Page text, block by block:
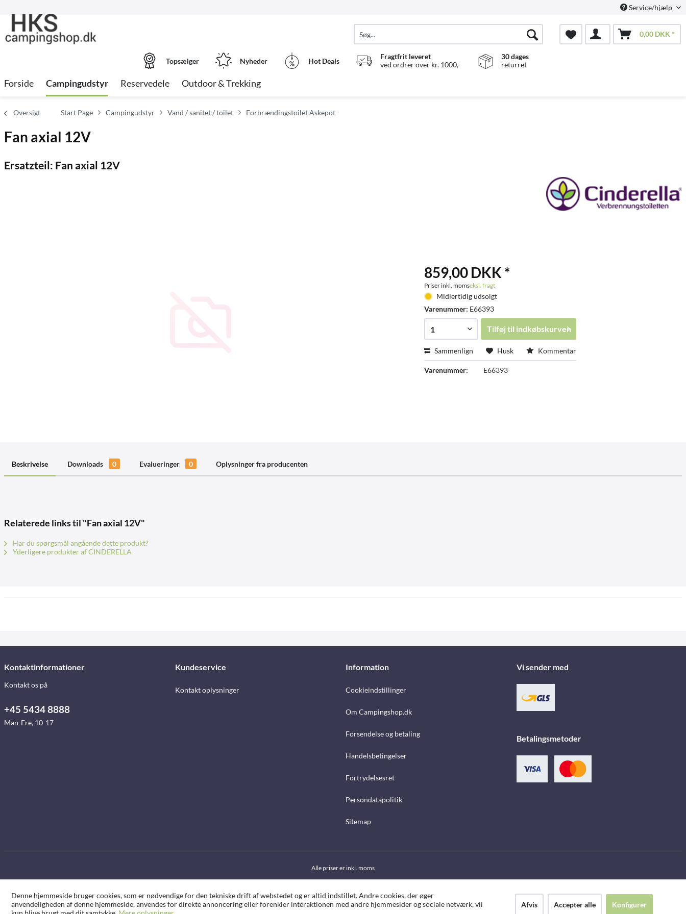
Service/hjælp
0,00 DKK *
Topsælger Nyheder Hot Deals
Fragtfrit leveret
ved ordrer over kr. 1000,-
30 dages
returret
Forside Campingudstyr Reservedele Outdoor & Trekking
Oversigt Start Page Campingudstyr Vand / sanitet / toilet Forbrændingstoilet Askepot
Fan axial 12V
Ersatzteil: Fan axial 12V
859,00 DKK *
Priser inkl. momseksl. fragt
Midlertidig udsolgt
Varenummer: E66393
Tilføj til indkøbskurven
Sammenlign Husk Kommentar
Varenummer: E66393
Beskrivelse Downloads 0 Evalueringer 0 Oplysninger fra producenten
Relaterede links til "Fan axial 12V"
Har du spørgsmål angående dette produkt?
Yderligere produkter af CINDERELLA
Kontaktinformationer
Kontakt os på
+45 5434 8888
Man-Fre, 10-17
Kundeservice
Kontakt oplysninger
Information
Cookieindstillinger
Om Campingshop.dk
Forsendelse og betaling
Handelsbetingelser
Fortrydelsesret
Persondatapolitik
Sitemap
Vi sender med
Betalingsmetoder
Alle priser er inkl. moms
Denne hjemmeside bruger cookies, som er nødvendige for den tekniske drift af webstedet og er altid indstillet. Andre cookies, der øger
anvendeligheden af denne hjemmeside, anvendes for direkte annoncering eller forenkler interaktionen med andre hjemmesider og sociale netværk, vil
Afvis Accepter alle Konfigurer